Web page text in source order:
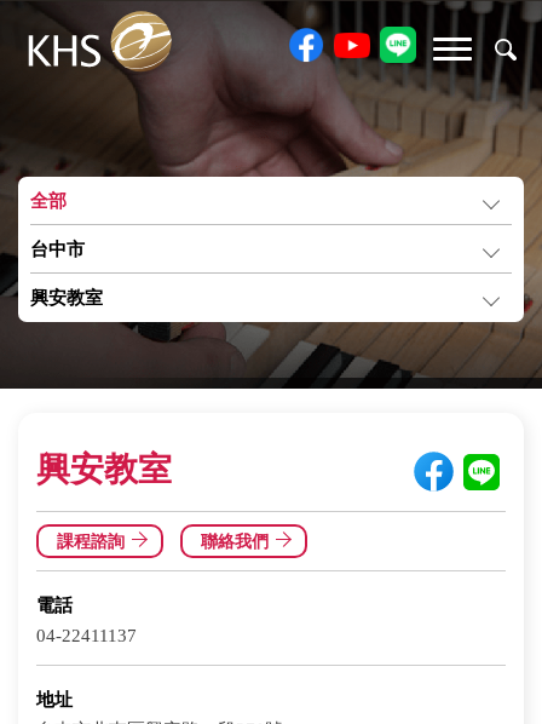
全部
台中市
興安教室
興安教室
課程諮詢 聯絡我們
電話
04-22411137
地址